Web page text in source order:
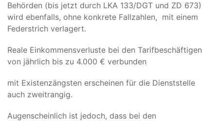
Behörden (bis jetzt durch LKA 133/DGT und ZD 673)
wird ebenfalls, ohne konkrete Fallzahlen, mit einem
Federstrich verlagert.
Reale Einkommensverluste bei den Tarifbeschäftigen
von jährlich bis zu 4.000 € verbunden
mit Existenzängsten erscheinen für die Dienststelle
auch zweitrangig.
Augenscheinlich ist jedoch, dass bei den